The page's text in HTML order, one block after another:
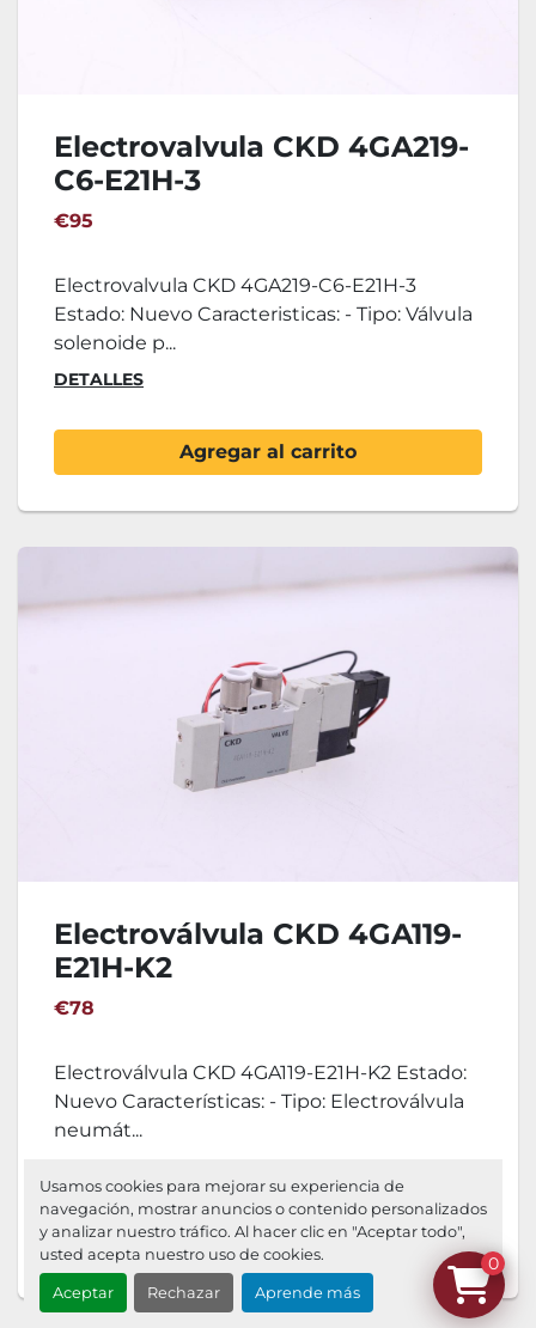
Usamos cookies para mejorar su experiencia de
navegación, mostrar anuncios o contenido personalizados
y analizar nuestro tráfico. Al hacer clic en "Aceptar todo",
usted acepta nuestro uso de cookies.
Aceptar Rechazar Aprende más
Electrovalvula CKD 4GA219-
C6-E21H-3
€95
Electrovalvula CKD 4GA219-C6-E21H-3
Estado: Nuevo Caracteristicas: - Tipo: Válvula
solenoide p...
DETALLES
Agregar al carrito
Electroválvula CKD 4GA119-
E21H-K2
€78
Electroválvula CKD 4GA119-E21H-K2 Estado:
Nuevo Características: - Tipo: Electroválvula
neumát...
Agregar al carrito
0